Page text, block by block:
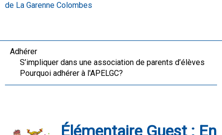
de La Garenne Colombes
Adhérer
S’impliquer dans une association de parents d’élèves
Pourquoi adhérer à l'APELGC?
Élémentaire Guest : En